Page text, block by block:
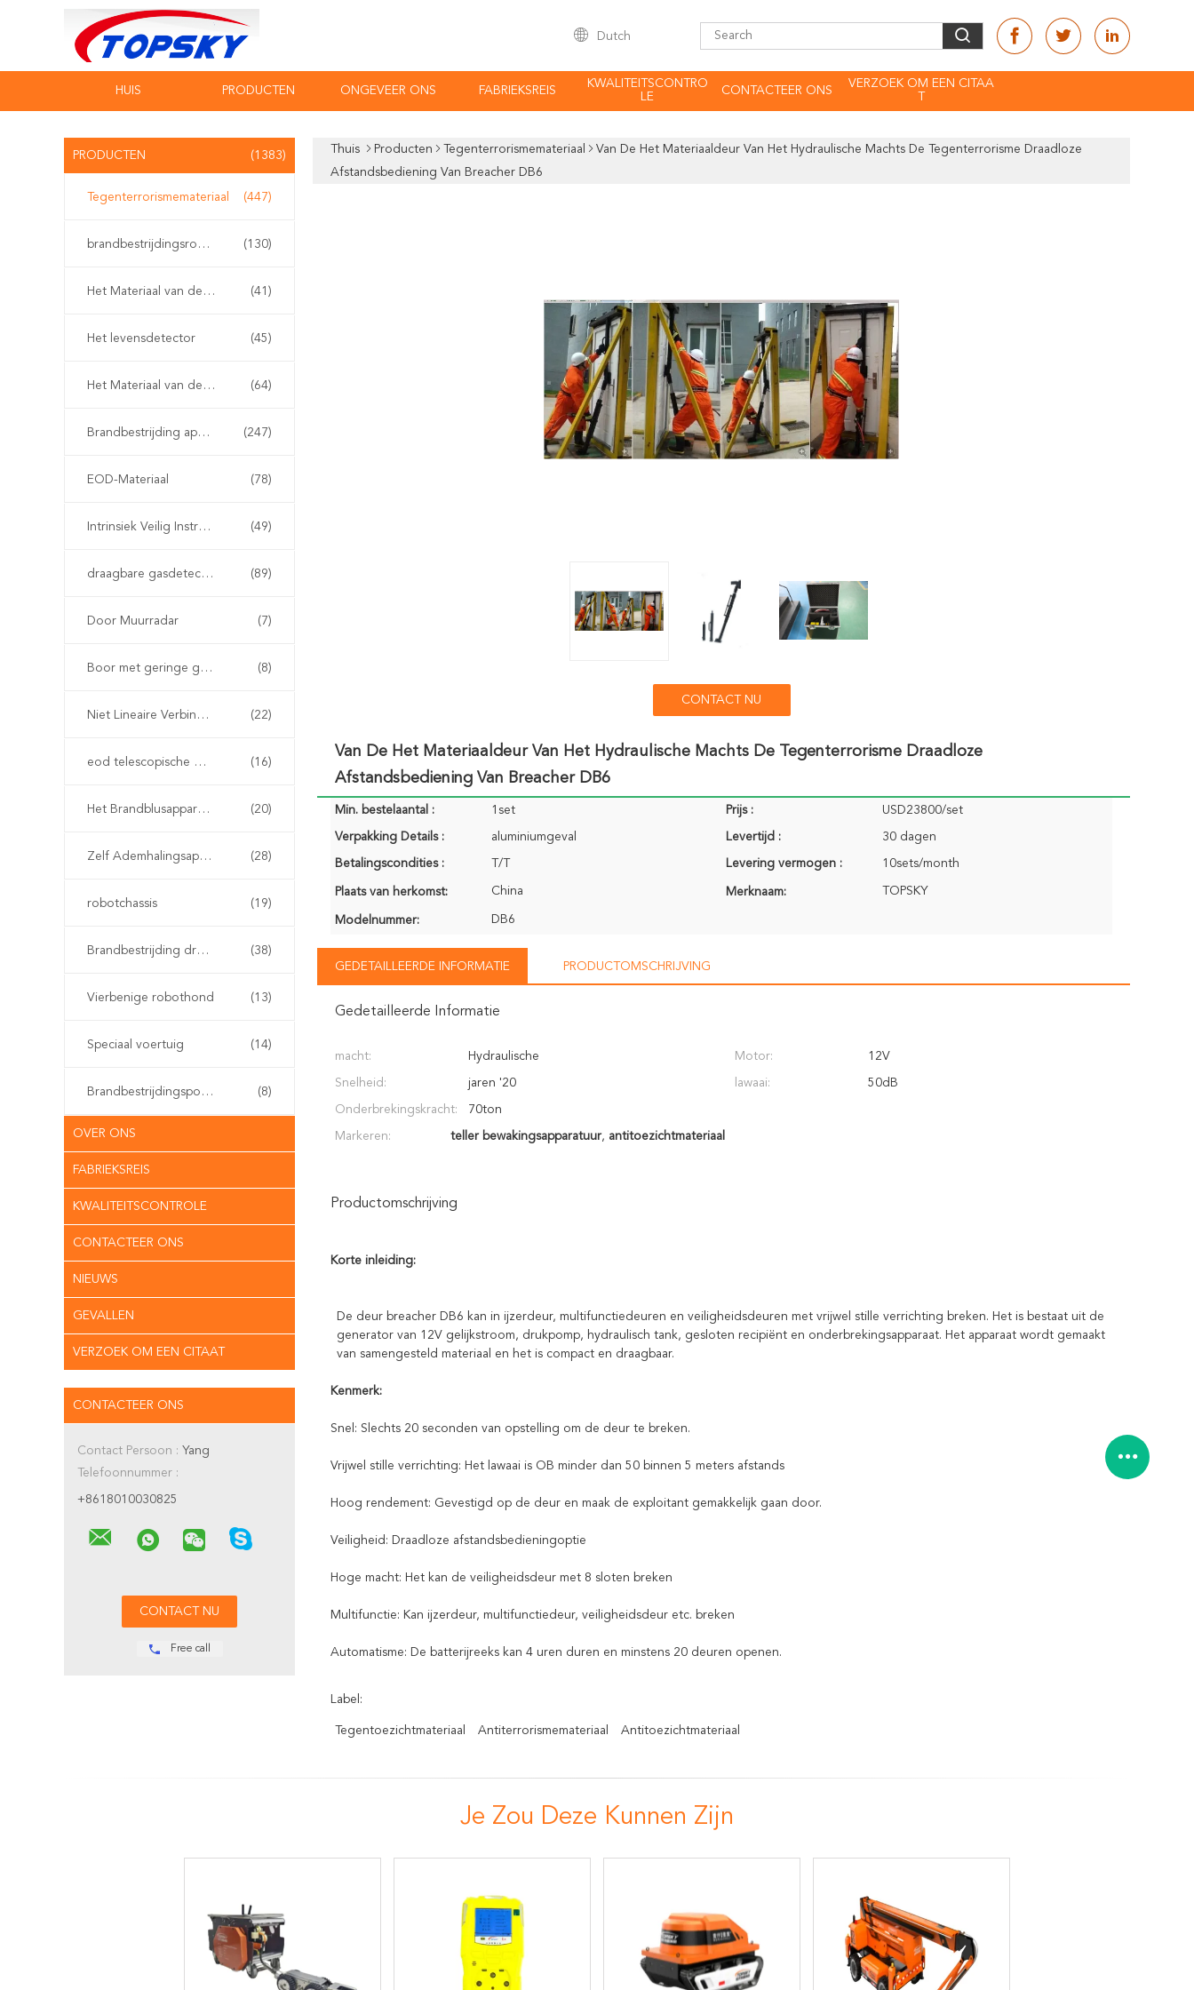
Dutch
HUIS PRODUCTEN ONGEVEER ONS FABRIEKSREIS
KWALITEITSCONTRO
LE
CONTACTEER ONS
VERZOEK OM EEN CITAA
PRODUCTEN (1383)
Tegenterrorismemateriaal (447)
brandbestrijdingsrobot (130)
Het Materiaal van de waterredding (41)
Het levensdetector (45)
Het Materiaal van de aardbevingsredding (64)
Brandbestrijding apparatuur (247)
EOD-Materiaal (78)
Intrinsiek Veilig Instrument (49)
draagbare gasdetector (89)
Door Muurradar (7)
Boor met geringe geluidssterkte (8)
Niet Lineaire Verbindingsdetector (22)
eod telescopische manipulator (16)
Het Brandblusapparaat van de watermist (20)
Zelf Ademhalingsapparaten (28)
robotchassis (19)
Brandbestrijding drone (38)
Vierbenige robothond (13)
Speciaal voertuig (14)
Brandbestrijdingspomp (8)
OVER ONS
FABRIEKSREIS
KWALITEITSCONTROLE
CONTACTEER ONS
NIEUWS
GEVALLEN
VERZOEK OM EEN CITAAT
CONTACTEER ONS
Contact Persoon : Yang
Telefoonnummer :
+8618010030825
Free call
Thuis Producten Tegenterrorismemateriaal
Van De Het Materiaaldeur Van Het Hydraulische Machts De Tegenterrorisme Draadloze
Afstandsbediening Van Breacher DB6
CONTACT NU
Van De Het Materiaaldeur Van Het Hydraulische Machts De Tegenterrorisme Draadloze
Afstandsbediening Van Breacher DB6
Min. bestelaantal : 1set Prijs : USD23800/set
Verpakking Details : aluminiumgeval Levertijd : 30 dagen
Betalingscondities : T/T Levering vermogen : 10sets/month
Plaats van herkomst: China Merknaam: TOPSKY
Modelnummer: DB6
GEDETAILLEERDE INFORMATIE PRODUCTOMSCHRIJVING
Gedetailleerde Informatie
macht: Hydraulische Motor: 12V
Snelheid: jaren '20 lawaai: 50dB
Onderbrekingskracht: 70ton
Markeren: teller bewakingsapparatuur, antitoezichtmateriaal
Productomschrijving
Korte inleiding:
De deur breacher DB6 kan in ijzerdeur, multifunctiedeuren en veiligheidsdeuren met vrijwel stille verrichting breken. Het is bestaat uit de
generator van 12V gelijkstroom, drukpomp, hydraulisch tank, gesloten recipiënt en onderbrekingsapparaat. Het apparaat wordt gemaakt
van samengesteld materiaal en het is compact en draagbaar.
Kenmerk:
Snel: Slechts 20 seconden van opstelling om de deur te breken.
Vrijwel stille verrichting: Het lawaai is OB minder dan 50 binnen 5 meters afstands
Hoog rendement: Gevestigd op de deur en maak de exploitant gemakkelijk gaan door.
Veiligheid: Draadloze afstandsbedieningoptie
Hoge macht: Het kan de veiligheidsdeur met 8 sloten breken
Multifunctie: Kan ijzerdeur, multifunctiedeur, veiligheidsdeur etc. breken
Automatisme: De batterijreeks kan 4 uren duren en minstens 20 deuren openen.
Label:
Tegentoezichtmateriaal Antiterrorismemateriaal Antitoezichtmateriaal
Je Zou Deze Kunnen Zijn